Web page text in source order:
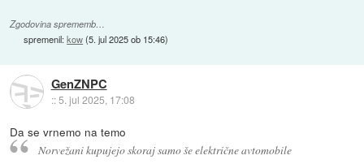
Zgodovina sprememb…
spremenil:kow(5. jul 2025 ob 15:46)
GenZNPC
::5. jul 2025, 17:08
Da se vrnemo na temo
Norvežani kupujejo skoraj samo še električne avtomobile